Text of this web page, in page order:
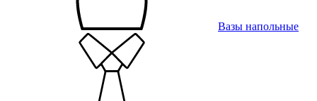
Вазы напольные